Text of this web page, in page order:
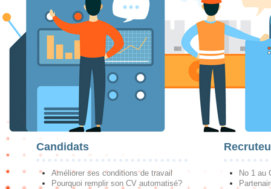
Candidats
Améliorer ses conditions de travail
Pourquoi remplir son CV automatisé?
No 1 au